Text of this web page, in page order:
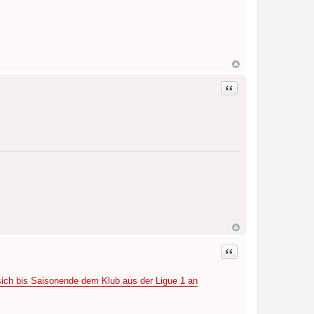
Zitat
Zitat
bis Saisonende dem Klub aus der Ligue 1 an